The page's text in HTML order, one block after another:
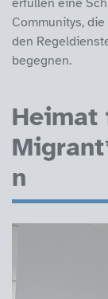
erfüllen eine
Communitys,
den
begegnen.
Heimat
n